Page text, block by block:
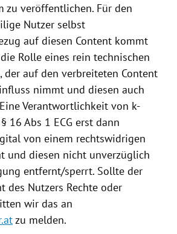
zu veröffentlichen. Für den
Nutzer selbst
auf diesen Content kommt
Rolle eines rein technischen
der auf den verbreiteten Content
nimmt und diesen auch
Verantwortlichkeit von k-
16 Abs 1 ECG erst dann
von einem rechtswidrigen
und diesen nicht unverzüglich
entfernt/sperrt. Sollte der
des Nutzers Rechte oder
wir das an
zu melden.